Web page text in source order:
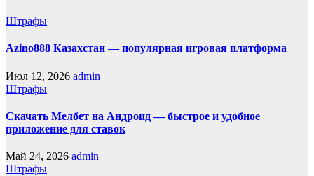
Штрафы
Azino888 Казахстан — популярная игровая платформа
Июл 12, 2026 admin
Штрафы
Скачать Мелбет на Андроид — быстрое и удобное
приложение для ставок
Май 24, 2026 admin
Штрафы